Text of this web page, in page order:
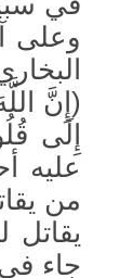
وعلى
(إِنَّ
إِلَى
عليه
من
يقاتل
جاء